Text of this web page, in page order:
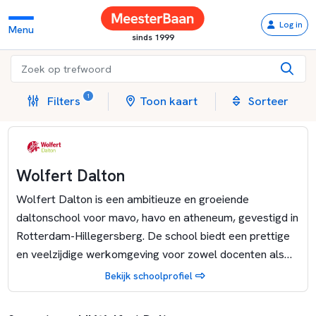
Menu
sinds 1999
Log in
Filters 1 Toon kaart Sorteer
Wolfert Dalton
Wolfert Dalton is een ambitieuze en groeiende
daltonschool voor mavo, havo en atheneum, gevestigd in
Rotterdam-Hillegersberg. De school biedt een prettige
en veelzijdige werkomgeving voor zowel docenten als
ondersteunend personeel. Als onderdeel van de
scholengroep Wolfert van Borselen staat de school
Bekijk schoolprofiel